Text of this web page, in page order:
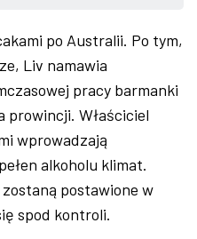
po Australii. Po tym,
Liv namawia
pracy barmanki
prowincji. Właściciel
wprowadzają
alkoholu klimat.
postawione w
spod kontroli.